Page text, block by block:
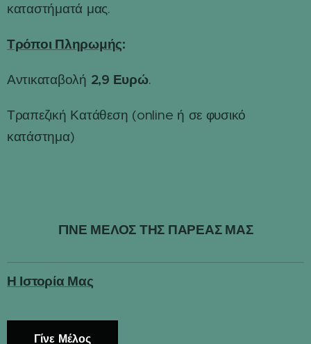
καταστήματά μας.
Τρόποι Πληρωμής:
Αντικαταβολή 2,9 Ευρώ.
Τραπεζική Κατάθεση (online ή σε φυσικό
κατάστημα)
ΓΙΝΕ ΜΕΛΟΣ ΤΗΣ ΠΑΡΕΑΣ ΜΑΣ
Η Ιστορία Μας
Γίνε Μέλος